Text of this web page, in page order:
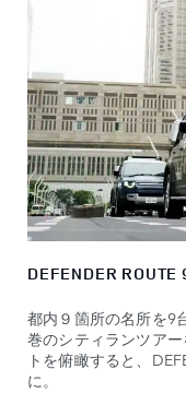
DEFENDER ROUTE
都内９箇所の名所を9
巻のシティランツア
トを俯瞰すると、
に。